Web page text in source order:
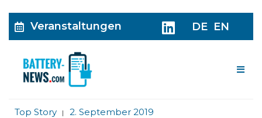
Veranstaltungen DE EN
Top Story | 2. September 2019